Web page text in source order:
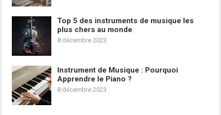
Top 5 des instruments de musique les
plus chers au monde
8 décembre 2023
Instrument de Musique : Pourquoi
Apprendre le Piano ?
8 décembre 2023